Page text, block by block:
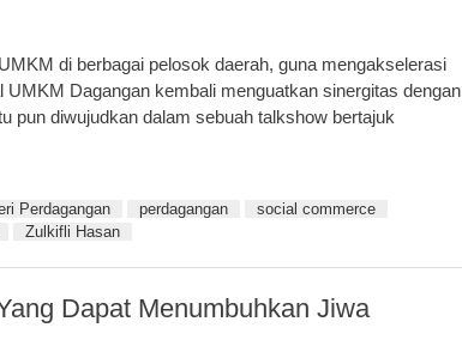
di berbagai pelosok daerah, guna mengakselerasi
Dagangan kembali menguatkan sinergitas dengan
pun diwujudkan dalam sebuah talkshow bertajuk
Perdagangan perdagangan
social commerce
Zulkifli Hasan
Dapat Menumbuhkan Jiwa